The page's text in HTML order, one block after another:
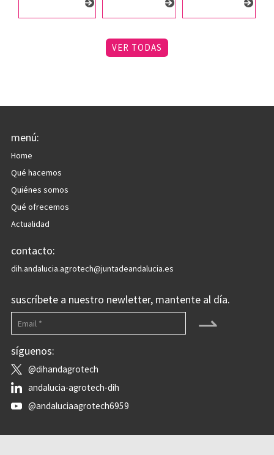
VER TODAS
menú:
Home
Qué hacemos
Quiénes somos
Qué ofrecemos
Actualidad
contacto:
dih.andalucia.agrotech@juntadeandalucia.es
suscríbete a nuestro newletter, mantente al día.
⇀
síguenos:
@dihandagrotech
andalucia-agrotech-dih
@andaluciaagrotech6959